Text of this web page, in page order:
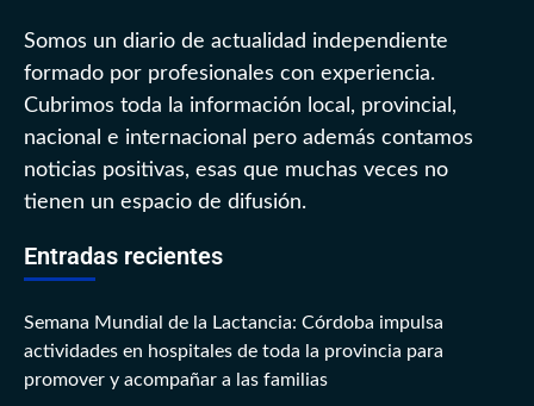
Somos un diario de actualidad independiente
formado por profesionales con experiencia.
Cubrimos toda la información local, provincial,
nacional e internacional pero además contamos
noticias positivas, esas que muchas veces no
tienen un espacio de difusión.
Entradas recientes
Semana Mundial de la Lactancia: Córdoba impulsa
actividades en hospitales de toda la provincia para
promover y acompañar a las familias